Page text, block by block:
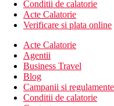
Conditii de calatorie
Acte Calatorie
Verificare si plata online
Acte Calatorie
Agentii
Business Travel
Blog
Campanii si regulamente
Conditii de calatorie